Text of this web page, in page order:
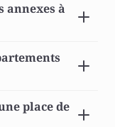
annexes à
place de